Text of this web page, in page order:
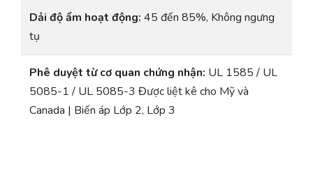
Dải độ ẩm hoạt động: 45 đến 85%, Không ngưng
tụ
Phê duyệt từ cơ quan chứng nhận: UL 1585 / UL
5085-1 / UL 5085-3 Được liệt kê cho Mỹ và
Canada | Biến áp Lớp 2, Lớp 3